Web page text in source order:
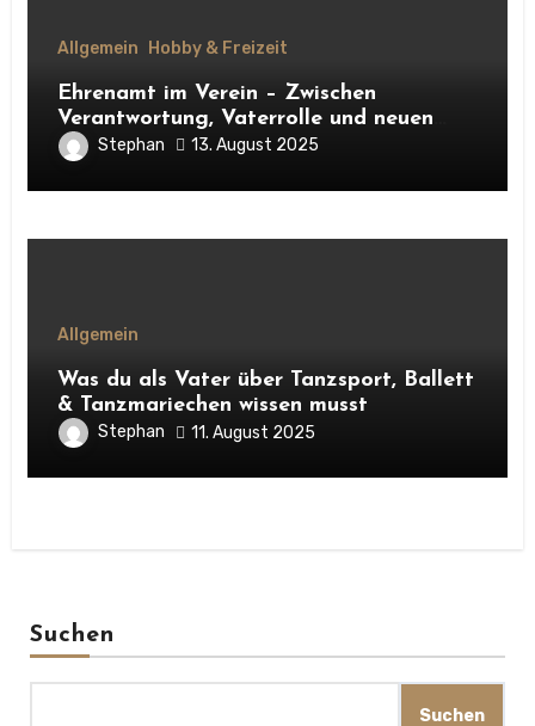
Allgemein Hobby & Freizeit
Ehrenamt im Verein – Zwischen
Verantwortung, Vaterrolle und neuen
Kontakten
Stephan 13. August 2025
Allgemein
Was du als Vater über Tanzsport, Ballett
& Tanzmariechen wissen musst
Stephan 11. August 2025
Suchen
Suchen